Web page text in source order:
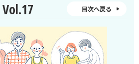
Vol.17 目次へ戻る